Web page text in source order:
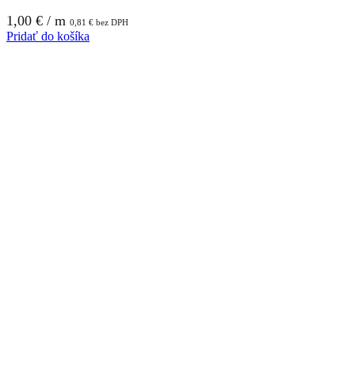
1,00 € / m 0,81 € bez DPH
Pridať do košíka